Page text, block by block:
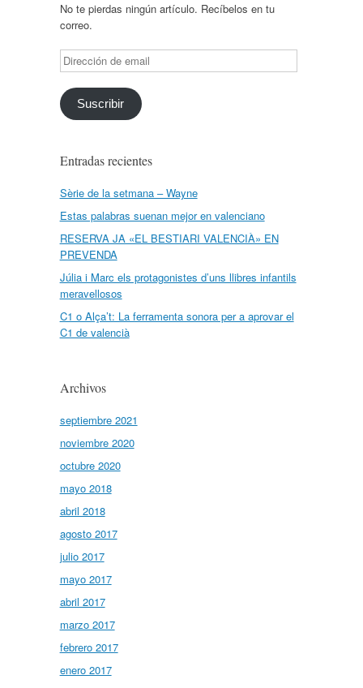
No te pierdas ningún artículo. Recíbelos en tu
correo.
Dirección
de
email
Suscribir
Entradas recientes
Sèrie de la setmana – Wayne
Estas palabras suenan mejor en valenciano
RESERVA JA «EL BESTIARI VALENCIÀ» EN
PREVENDA
Júlia i Marc els protagonistes d’uns llibres infantils
meravellosos
C1 o Alça’t: La ferramenta sonora per a aprovar el
C1 de valencià
Archivos
septiembre 2021
noviembre 2020
octubre 2020
mayo 2018
abril 2018
agosto 2017
julio 2017
mayo 2017
abril 2017
marzo 2017
febrero 2017
enero 2017